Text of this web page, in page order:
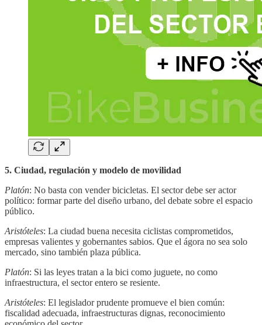
5. Ciudad, regulación y modelo de movilidad
Platón: No basta con vender bicicletas. El sector debe ser actor
político: formar parte del diseño urbano, del debate sobre el espacio
público.
Aristóteles: La ciudad buena necesita ciclistas comprometidos,
empresas valientes y gobernantes sabios. Que el ágora no sea solo
mercado, sino también plaza pública.
Platón: Si las leyes tratan a la bici como juguete, no como
infraestructura, el sector entero se resiente.
Aristóteles: El legislador prudente promueve el bien común:
fiscalidad adecuada, infraestructuras dignas, reconocimiento